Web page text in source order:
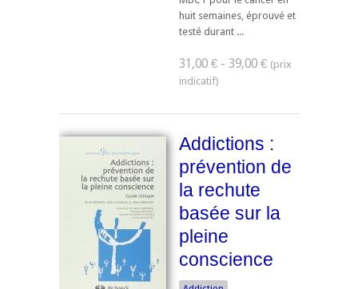
huit semaines, éprouvé et
testé durant ...
31,00 € - 39,00 €
Addictions :
prévention de
la rechute
basée sur la
pleine
conscience